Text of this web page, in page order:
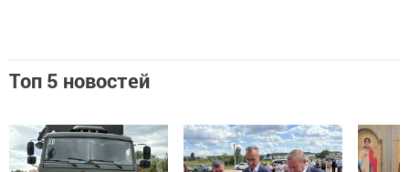
Топ 5 новостей